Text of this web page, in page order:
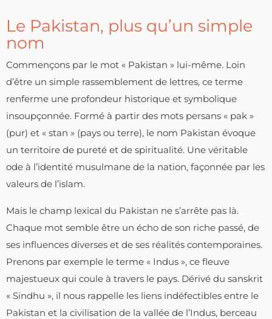
Le Pakistan, plus qu’un simple
nom
Commençons par le mot « Pakistan » lui-même. Loin
d’être un simple rassemblement de lettres, ce terme
renferme une profondeur historique et symbolique
insoupçonnée. Formé à partir des mots persans « pak »
(pur) et « stan » (pays ou terre), le nom Pakistan évoque
un territoire de pureté et de spiritualité. Une véritable
ode à l’identité musulmane de la nation, façonnée par les
valeurs de l’islam.
Mais le champ lexical du Pakistan ne s’arrête pas là.
Chaque mot semble être un écho de son riche passé, de
ses influences diverses et de ses réalités contemporaines.
Prenons par exemple le terme « Indus », ce fleuve
majestueux qui coule à travers le pays. Dérivé du sanskrit
« Sindhu », il nous rappelle les liens indéfectibles entre le
Pakistan et la civilisation de la vallée de l’Indus, berceau